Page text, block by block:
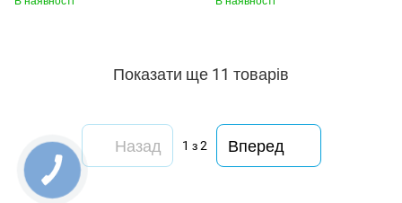
Показати ще 11 товарів
Назад 1 з 2 Вперед